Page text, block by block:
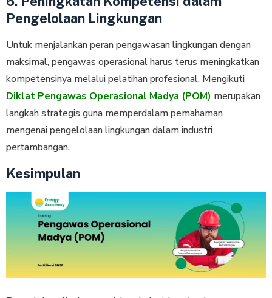
Pengelolaan Lingkungan
Untuk menjalankan peran pengawasan lingkungan dengan
maksimal, pengawas operasional harus terus meningkatkan
kompetensinya melalui pelatihan profesional. Mengikuti
Diklat Pengawas Operasional Madya (POM) merupakan
langkah strategis guna memperdalam pemahaman
mengenai pengelolaan lingkungan dalam industri
pertambangan.
Kesimpulan